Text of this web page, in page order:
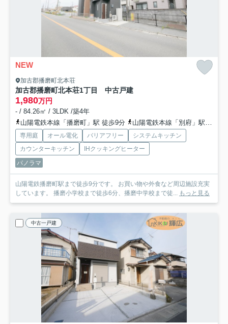
NEW
加古郡播磨町北本荘
加古郡播磨町北本荘1丁目 中古戸建
1,980万円
- / 84.26㎡ / 3LDK /築4年
山陽電鉄本線「播磨町」駅 徒歩9分
山陽電鉄本線「別府」駅 徒歩22分
専用庭 オール電化 バリアフリー
システムキッチン
カウンターキッチン
IHクッキングヒーター
パノラマ
山陽電鉄播磨町駅まで徒歩9分です。 お買い物や外食など周辺施設充実
しています。 播磨小学校まで徒歩6分、播磨中学校まで徒... もっと見る
中古一戸建